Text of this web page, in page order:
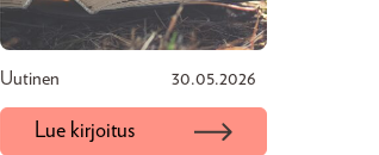
Uutinen 30.05.2026
Lue kirjoitus